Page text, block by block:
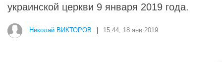
украинской церкви 9 января 2019 года.
Николай ВИКТОРОВ 15:44, 18 янв 2019